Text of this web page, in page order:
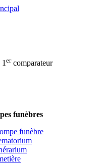
1 ercomparateur
funèbres
funèbre